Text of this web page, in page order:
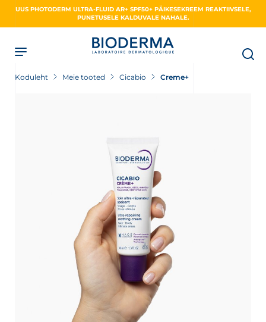
UUS PHOTODERM ULTRA-FLUID AR+ SPF50+ PÄIKESEKREEM REAKTIIVSELE,
PUNETUSELE KALDUVALE NAHALE.
Koduleht Meie tooted Cicabio Creme+